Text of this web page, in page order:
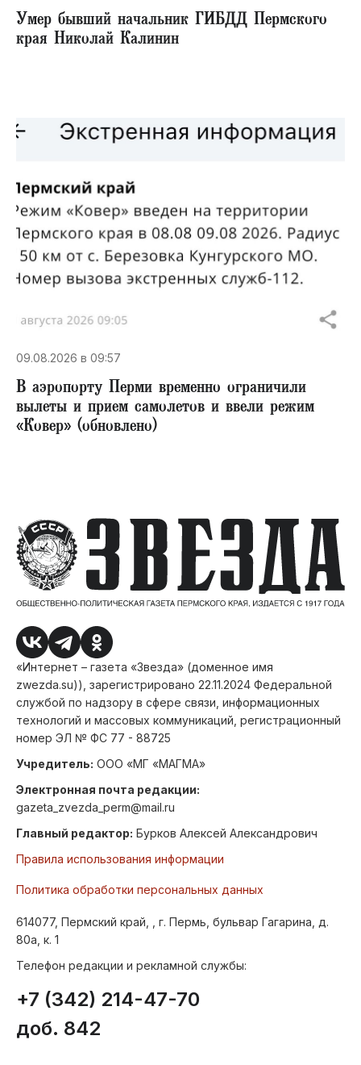
Умер бывший начальник ГИБДД Пермского
края Николай Калинин
09.08.2026 в 09:57
В аэропорту Перми временно ограничили
вылеты и прием самолетов и ввели режим
«Ковер» (обновлено)
«Интернет – газета «Звезда» (доменное имя
zwezda.su)), зарегистрировано 22.11.2024 Федеральной
службой по надзору в сфере связи, информационных
технологий и массовых коммуникаций, регистрационный
номер ЭЛ № ФС 77 - 88725
Учредитель: ООО «МГ «МАГМА»
Электронная почта редакции:
gazeta_zvezda_perm@mail.ru
Главный редактор: Бурков Алексей Александрович
Правила использования информации
Политика обработки персональных данных
614077, Пермский край, , г. Пермь, бульвар Гагарина, д.
80а, к. 1
Телефон редакции и рекламной службы:
+7 (342) 214-47-70
доб. 842